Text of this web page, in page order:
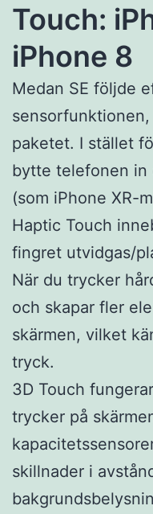
Touch:
iPhone 8
Medan SE följde
paketet. I stället
bytte telefonen in
(som iPhone XR-
Haptic Touch
fingret utvidgas/
När du trycker
och skapar fler
skärmen, vilket
tryck.
3D Touch
trycker på
skillnader i